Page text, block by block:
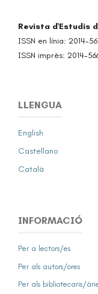
Revista d'Estudis
ISSN en línia: 2014-
ISSN imprès: 2014-
LLENGUA
English
Castellano
Català
INFORMACIÓ
Per a lectors/es
Per als autors/ores
Per als bibliotecaris/